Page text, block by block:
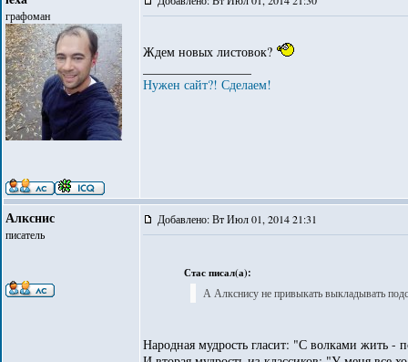
графоман
Ждем новых листовок?
Нужен сайт?! Сделаем!
Алкснис
писатель
Добавлено: Вт Июл 01, 2014 21:31
Стас писал(а):
А Алкснису не привыкать выкладывать
Народная мудрость гласит: "С волками жить -